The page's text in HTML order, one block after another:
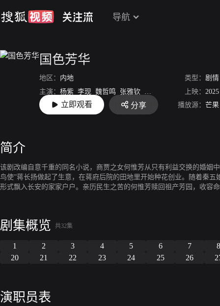
导航
国色芳华
地区： 内地 类型： 剧情
主演： 杨紫 李现 魏哲鸣 张雅钦 涂松岩 上映： 2025
导演： 丁梓光
立即观看 分享 播放源： 芒
简介
该剧改编自意千重的同名小说，商贾之女何惟芳从只有利益交换的婚姻
鸟使”蒋长扬做起了生意，在蒋府后院的田地里开始种花创业。随着秦
形式飘入长安的家家户户。亲历民生之苦的何惟芳赎回祖产芳园，收容
剧集概览 共32集
1 2 3 4 5 6 7
20
21 22 23 24 25 26
演职员表